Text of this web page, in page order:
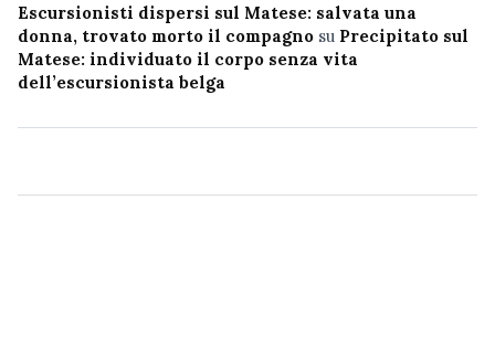
Escursionisti dispersi sul Matese: salvata una
donna, trovato morto il compagno su Precipitato sul
Matese: individuato il corpo senza vita
dell’escursionista belga